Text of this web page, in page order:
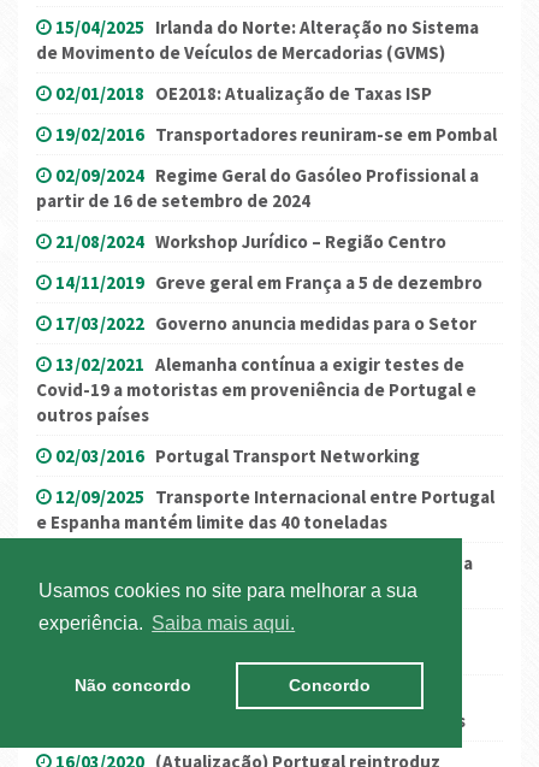
Usamos cookies no site para melhorar a sua
experiência.
Saiba mais aqui.
Não concordo Concordo
15/04/2025 Irlanda do Norte: Alteração no Sistema
de Movimento de Veículos de Mercadorias (GVMS)
02/01/2018 OE2018: Atualização de Taxas ISP
19/02/2016 Transportadores reuniram-se em Pombal
02/09/2024 Regime Geral do Gasóleo Profissional a
partir de 16 de setembro de 2024
21/08/2024 Workshop Jurídico – Região Centro
14/11/2019 Greve geral em França a 5 de dezembro
17/03/2022 Governo anuncia medidas para o Setor
13/02/2021 Alemanha contínua a exigir testes de
Covid-19 a motoristas em proveniência de Portugal e
outros países
02/03/2016 Portugal Transport Networking
12/09/2025 Transporte Internacional entre Portugal
e Espanha mantém limite das 40 toneladas
Portugal em Estado de Contingência a
partir de 15 de setembro
02/05/2024 Workshop Online “Desafios do
28/07/2020 (Atualizado) Conselho de Ministros
extraordinário de 27 de julho aprova novas medidas
16/03/2020 (Atualização) Portugal reintroduz